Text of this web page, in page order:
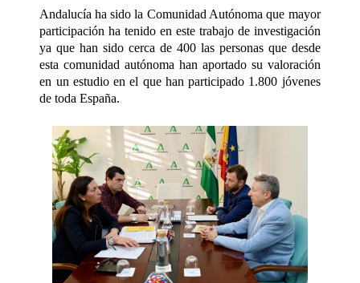
Andalucía ha sido la Comunidad Autónoma que mayor
participación ha tenido en este trabajo de investigación
ya que han sido cerca de 400 las personas que desde
esta comunidad autónoma han aportado su valoración
en un estudio en el que han participado 1.800 jóvenes
de toda España.